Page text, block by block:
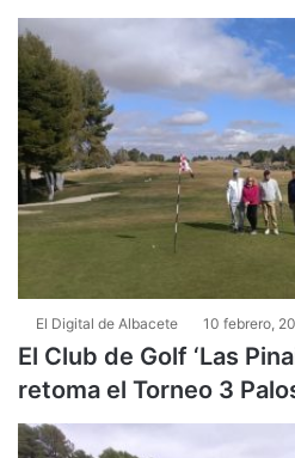
El Digital de Albacete 10 febrero,
El Club de Golf ‘Las
retoma el Torneo 3